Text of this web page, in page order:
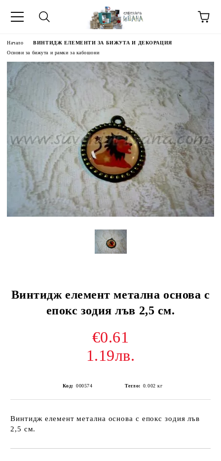
ЗА
Начало
ВИНТИДЖ ЕЛЕМЕНТИ ЗА БИЖУТА И ДЕКОРАЦИЯ
Основи за бижута и рамки за кабошони
Винтидж елемент метална основа с
епокс зодия лъв 2,5 см.
€0.61
1.19лв.
Код: 000574 Тегло: 0.002 кг
Винтидж елемент метална основа с епокс зодия лъв
2,5 см.